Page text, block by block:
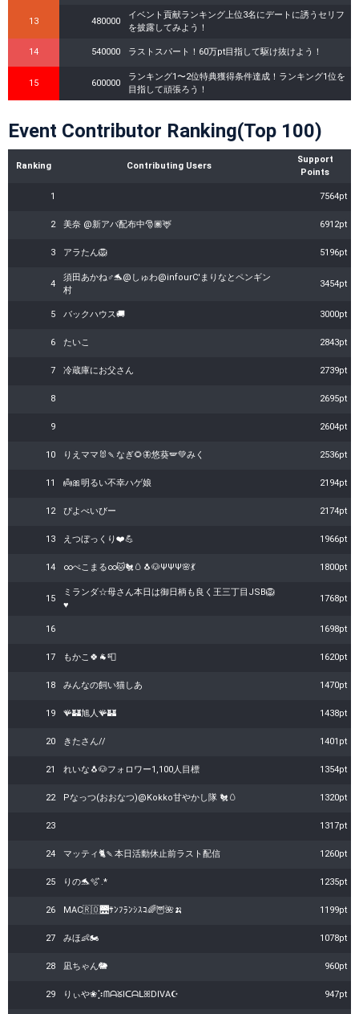
13 480000
イベント貢献ランキング上位3名にデートに誘うセリフ
を披露してみよう！
14 540000 ラストスパート！60万pt目指して駆け抜けよう！
15 600000
ランキング1〜2位特典獲得条件達成！ランキング1位を
目指して頑張ろう！
Event Contributor Ranking(Top 100)
Ranking Contributing Users
Support
Points
1 7564pt
2 美奈 @新アバ配布中🎅🏾🦌 6912pt
3 アラたん🦁 5196pt
4
須田あかね♂🐬@しゅわ@infourC'まりなとペンギン
村
3454pt
5 バックハウス🚚 3000pt
6 たいこ 2843pt
7 冷蔵庫にお父さん 2739pt
8 2695pt
9 2604pt
10 りえママ🐰🍡なぎ🌻🦋悠葵🪽‪💚みく 2536pt
11 👼🎀明るい不幸ハゲ娘 2194pt
12 ぴよべいびー 2174pt
13 えつぼっくり❤️💪 1966pt
14 ∞ぺこまる∞🐱🐔🥚🐧🐶ΨΨΨ🌸💃 1800pt
15
ミランダ☆母さん本日は御日柄も良く王三丁目JSB🦁
♥️
1768pt
16 1698pt
17 もかこ🍀🐐📮 1620pt
18 みんなの飼い猫しあ 1470pt
19 🪸🏰旭人🪸🏰 1438pt
20 きたさん// 1401pt
21 れいな🐧🐶フォロワー1,100人目標 1354pt
22 Pなっつ(おおなつ)@Kokko甘やかし隊 🐔🥚 1320pt
23 1317pt
24 マッティ🐈🍡本日活動休止前ラスト配信 1260pt
25 りの🐬🫧 ͛.* 1235pt
26 MAC🇷🇴🌉ｻﾝﾌﾗﾝｼｽｺ🌈🦉🌺🍌 1199pt
27 みほ👶🏍️ 1078pt
28 凪ちゃん🐘 960pt
29 りぃや❀⡱ᗰᗩᘜIᑕᗩᒪꕤDIVA☪ ‎ 947pt